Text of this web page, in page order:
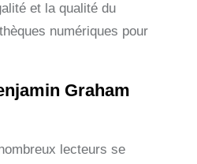
et la qualité du
numériques pour
Graham
lecteurs se